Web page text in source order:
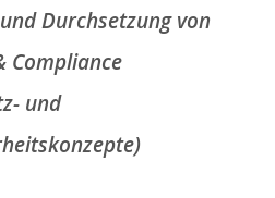
Durchsetzung von
Compliance
und